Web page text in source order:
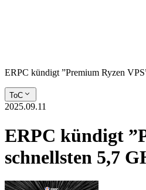
ERPC kündigt ”Premium Ryzen
ToC
2025.09.11
ERPC kündigt
schnellsten 5,7